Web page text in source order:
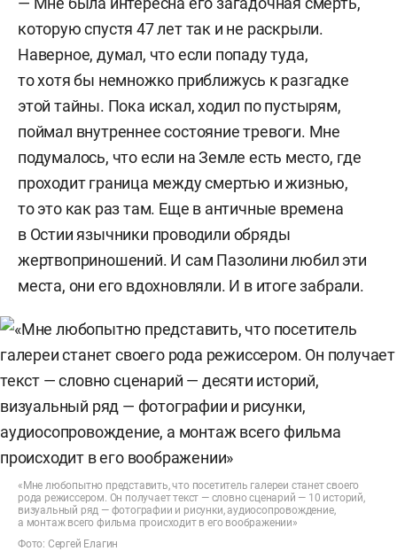
которую спустя 47 лет так и не раскрыли.
Наверное, думал, что если попаду туда,
то хотя бы немножко приближусь к разгадке
этой тайны. Пока искал, ходил по пустырям,
поймал внутреннее состояние тревоги. Мне
подумалось, что если на Земле есть место, где
проходит граница между смертью и жизнью,
то это как раз там. Еще в античные времена
в Остии язычники проводили обряды
жертвоприношений. И сам Пазолини любил эти
места, они его вдохновляли. И в итоге забрали.
«Мне любопытно представить, что посетитель галереи станет своего
рода режиссером. Он получает текст — словно сценарий — 10 историй,
визуальный ряд — фотографии и рисунки, аудиосопровождение,
а монтаж всего фильма происходит в его воображении»
Фото: Сергей Елагин